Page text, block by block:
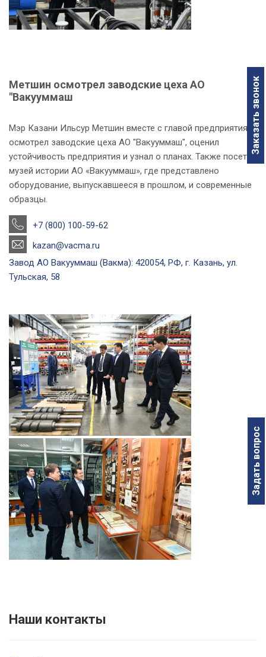
Задать вопрос
Заказать звонок
Метшин осмотрел заводские цеха АО
"Вакууммаш
Мэр Казани Ильсур Метшин вместе с главой предприятия
осмотрел заводские цеха АО "Вакууммаш", оценил
устойчивость предприятия и узнал о планах. Также посетил
музей истории АО «Вакууммаш», где представлено
оборудование, выпускавшееся в прошлом, и современные
образцы.
+7 (800) 100-59-62
kazan@vacma.ru
Завод АО Вакууммаш (Вакма): 420054, РФ, г. Казань, ул.
Тульская, 58
Наши контакты